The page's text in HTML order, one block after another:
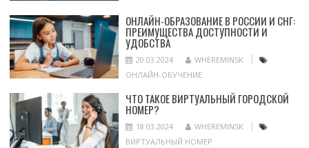
ОНЛАЙН-ОБРАЗОВАНИЕ В РОССИИ И СНГ:
ПРЕИМУЩЕСТВА ДОСТУПНОСТИ И
УДОБСТВА
20.03.2024
WHEREMINSK
ОНЛАЙН-ОБУЧЕНИЕ
ЧТО ТАКОЕ ВИРТУАЛЬНЫЙ ГОРОДСКОЙ
НОМЕР?
18.03.2024
WHEREMINSK
ВИРТУАЛЬНЫЙ НОМЕР